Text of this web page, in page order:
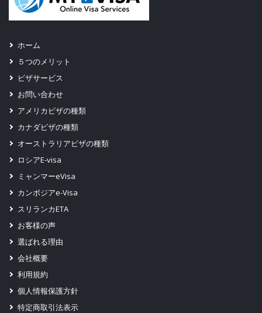
You must enter nationality correctly as appears in the
You must enter your date of birth correctly
You must recheck / crosscheck above information to
ascertain that they have been entered correctly. You are
required to pay for the visa again on arrival in case of any
inconstancy in above particulars.
(2)
You must make sure that the same travel document which
was used for applying online visa is used for entering into
Sri Lanka. In the event you produce a travel document
other than the one used for applying online visa, you are
required to pay again on arrival for the visa.
ホーム
５つのメリット
ビザサービス
お問い合わせ
アメリカビザの種類
カナダビザの種類
オーストラリアビザの種類
ロシアE-visa
ミャンマーeVisa
カンボジアe-Visa
スリランカETA
お客様の声
選ばれる理由
会社概要
利用規約
個人情報保護方針
特定商取引法表示